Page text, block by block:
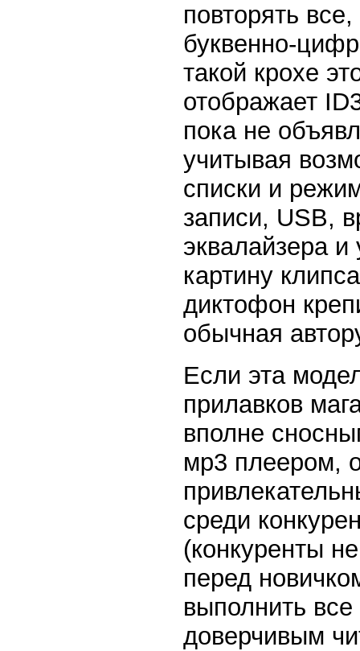
повторять
буквенно-
такой крохе
отображает
пока не
учитывая
списки и
записи, USB,
эквалайзера
картину
диктофон
обычная
Если эта
прилавков
вполне
мр3 плеером,
среди
(конкуренты
перед
выполнить
доверчивым